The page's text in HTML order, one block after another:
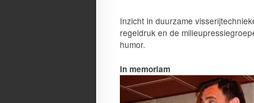
Inzicht in duurzame
regeldruk en de
humor.
In memoriam